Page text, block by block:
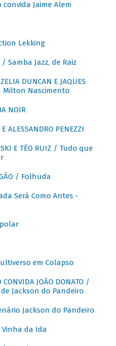
Jaime Alem
Lekking
/ Samba Jazz, de Raiz
DUNCAN E JAQUES
Milton Nascimento
NOIR
ALESSANDRO PENEZZI
E TÉO RUIZ / Tudo que
/ Folhuda
Será Como Antes -
em Colapso
CONVIDA JOÃO DONATO /
Jackson do Pandeiro
Jackson do Pandeiro
Vinha da Ida